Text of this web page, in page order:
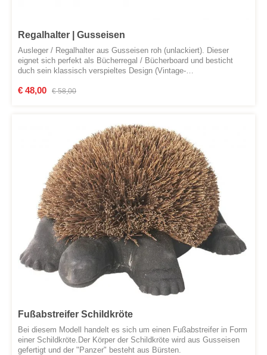
Regalhalter | Gusseisen
Ausleger / Regalhalter aus Gusseisen roh (unlackiert). Dieser
eignet sich perfekt als Bücherregal / Bücherboard und besticht
duch sein klassisch verspieltes Design (Vintage-
mm
Verkaufspreis:
€ 48,00 Regulärer Preis:
€ 58,00
Fußabstreifer Schildkröte
Bei diesem Modell handelt es sich um einen Fußabstreifer in Form
einer Schildkröte.Der Körper der Schildkröte wird aus Gusseisen
gefertigt und der "Panzer" besteht aus Bürsten.